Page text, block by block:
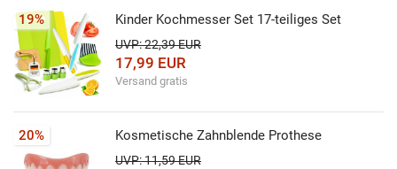
Kinder Kochmesser Set 17-teiliges Set
UVP: 22,39 EUR
17,99 EUR
Versand gratis
19%
Kosmetische Zahnblende Prothese
UVP: 11,59 EUR
20%